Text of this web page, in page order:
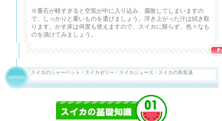
※重石が軽すぎると空気が中に入り込み、腐敗してしまいますの
で、しっかりと重いものを選びましょう。浮き上がった汁は拭き取
ります。かす床は何度も使えますので、スイカに限らず、色々なも
のを漬けてみましょう。
スイカのシャーベット / スイカゼリー / スイカジュース / スイカの奈良漬